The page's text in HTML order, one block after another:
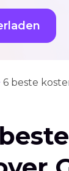
6 beste